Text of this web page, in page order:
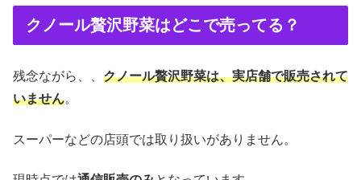
クノール贅沢野菜はどこで売ってる？
残念ながら、、 クノール贅沢野菜は、実店舗で販売されて
いません。
スーパーなどの店頭では取り扱いがありません。